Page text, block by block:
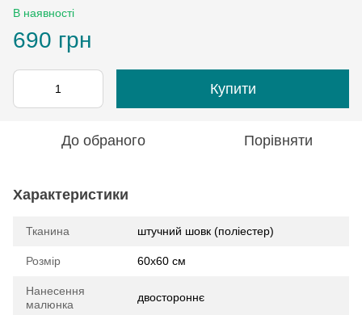
В наявності
690 грн
Купити
До обраного Порівняти
Характеристики
Тканина штучний шовк (поліестер)
Розмір 60х60 см
Нанесення
малюнка
двостороннє